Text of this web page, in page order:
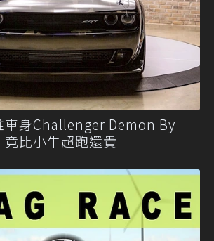
車身Challenger Demon By
比小牛超跑還貴